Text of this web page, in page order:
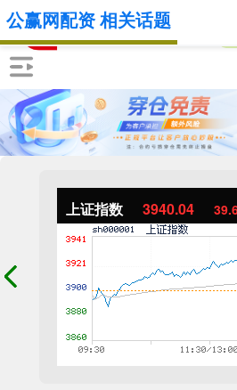
上证指数 3940.04
公赢网配资 相关话题